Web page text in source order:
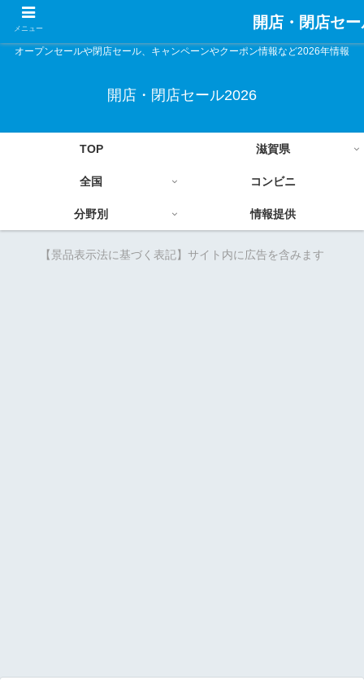
オープンセールや閉店セール、キャンペーンやクーポン情報など2026年情報
開店・閉店セール2026
TOP 滋賀県
全国 コンビニ
分野別 情報提供
【景品表示法に基づく表記】サイト内に広告を含みます
メニュー 開店・閉店セ